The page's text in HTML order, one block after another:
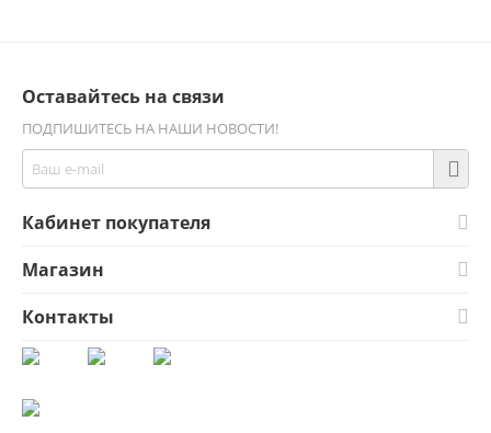
Оставайтесь на связи
ПОДПИШИТЕСЬ НА НАШИ НОВОСТИ!
Кабинет покупателя
Магазин
Контакты